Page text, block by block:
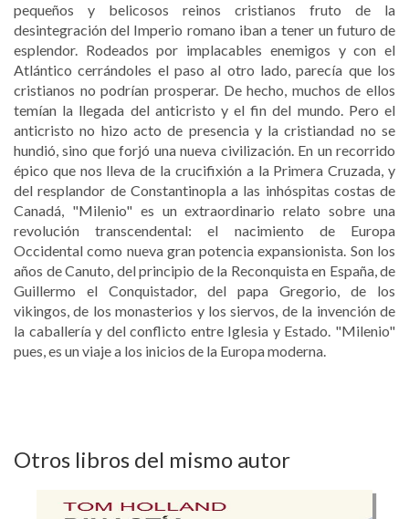
pequeños y belicosos reinos cristianos fruto de la
desintegración del Imperio romano iban a tener un futuro de
esplendor. Rodeados por implacables enemigos y con el
Atlántico cerrándoles el paso al otro lado, parecía que los
cristianos no podrían prosperar. De hecho, muchos de ellos
temían la llegada del anticristo y el fin del mundo. Pero el
anticristo no hizo acto de presencia y la cristiandad no se
hundió, sino que forjó una nueva civilización. En un recorrido
épico que nos lleva de la crucifixión a la Primera Cruzada, y
del resplandor de Constantinopla a las inhóspitas costas de
Canadá, "Milenio" es un extraordinario relato sobre una
revolución transcendental: el nacimiento de Europa
Occidental como nueva gran potencia expansionista. Son los
años de Canuto, del principio de la Reconquista en España, de
Guillermo el Conquistador, del papa Gregorio, de los
vikingos, de los monasterios y los siervos, de la invención de
la caballería y del conflicto entre Iglesia y Estado. "Milenio"
pues, es un viaje a los inicios de la Europa moderna.
Otros libros del mismo autor